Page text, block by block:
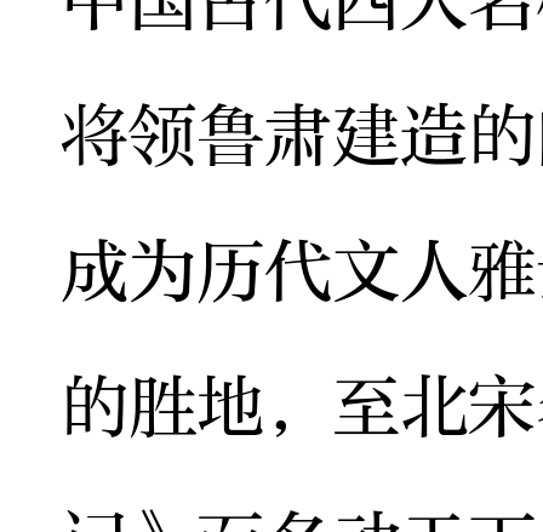
将领鲁肃建造
成为历代文人
的胜地，至北